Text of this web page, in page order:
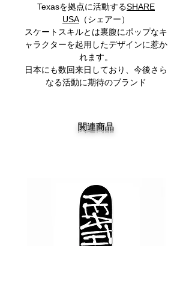
Texasを拠点に活動するSHARE
USA（シェアー）
スケートスキルとは裏腹にポップなキ
ャラクターを起用したデザインに惹か
れます。
日本にも数回来日しており、今後さら
なる活動に期待のブランド
関連商品